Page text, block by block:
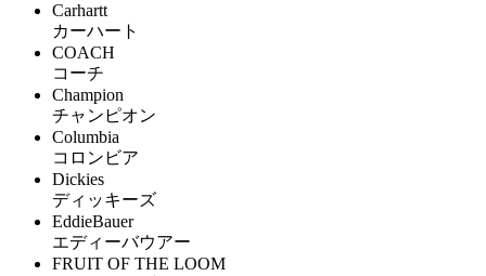
Carhartt
カーハート
COACH
コーチ
Champion
チャンピオン
Columbia
コロンビア
Dickies
ディッキーズ
EddieBauer
エディーバウアー
FRUIT OF THE LOOM